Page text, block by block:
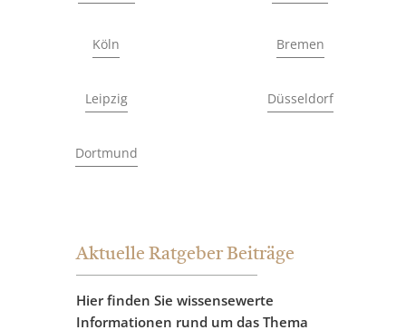
Köln Bremen
Leipzig Düsseldorf
Dortmund
Aktuelle Ratgeber Beiträge
Hier finden Sie wissensewerte
Informationen rund um das Thema